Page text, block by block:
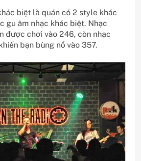
biệt là quán có 2 style khác
gu âm nhạc khác biệt. Nhạc
được chơi vào 246, còn nhạc
bạn bùng nổ vào 357.